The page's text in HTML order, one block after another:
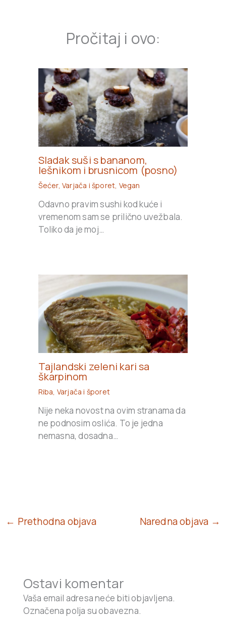
Pročitaj i ovo:
Sladak suši s bananom,
lešnikom i brusnicom (posno)
Šećer,Varjača i šporet, Vegan
Odavno pravim sushi kod kuće i
vremenom sam se prilično uvežbala.
Toliko da je moj…
Tajlandski zeleni kari sa
škarpinom
Riba, Varjača i šporet
Nije neka novost na ovim stranama da
ne podnosim oslića. To je jedna
nemasna, dosadna…
← Prethodna objava Naredna objava →
Ostavi komentar
Vaša email adresa neće biti objavljena.
Označena polja su obavezna.